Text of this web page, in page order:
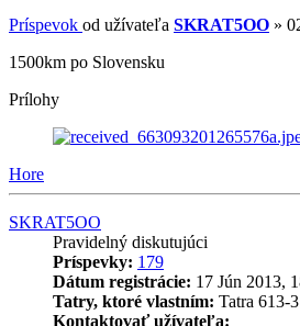
Príspevok od užívateľa SKRAT5OO »
1500km po Slovensku
Prílohy
Hore
SKRAT5OO
Pravidelný diskutujúci
Príspevky: 179
Dátum registrácie: 17 Jún 2013,
Tatry, ktoré vlastním: Tatra 613-
Kontaktovať užívateľa: